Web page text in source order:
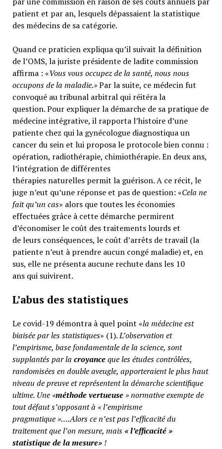
patient et par an, lesquels dépassaient la statistique
des médecins de sa catégorie.
Quand ce praticien expliqua qu’il suivait la définition
de l’OMS, la juriste présidente de ladite commission
affirma : «Vous vous occupez de la santé, nous nous
occupons de la maladie.»Par la suite, ce médecin fut
convoqué au tribunal arbitral qui réitéra la
question. Pour expliquer la démarche de sa pratique de
médecine intégrative, il rapporta l’histoire d’une
patiente chez qui la gynécologue diagnostiqua un
cancer du sein et lui proposa le protocole bien connu :
opération, radiothérapie, chimiothérapie. En deux ans,
l’intégration de différentes
thérapies naturelles permit la guérison. A ce récit, le
juge n’eut qu’une réponse et pas de question: «Cela ne
fait qu’un cas» alors que toutes les économies
effectuées grâce à cette démarche permirent
d’économiser le coût des traitements lourds et
de leurs conséquences, le coût d’arrêts de travail (la
patiente n’eut à prendre aucun congé maladie) et, en
sus, elle ne présenta aucune rechute dans les 10
ans qui suivirent.
L’abus des statistiques
Le covid-19 démontra à quel point «la médecine est
biaisée par les statistiques» (1).L’observation et
l’empirisme, base fondamentale de la science, sont
supplantés par la croyanceque les études contrôlées,
randomisées en double aveugle, apporteraient le plus haut
niveau de preuve et représentent la démarche scientifique
ultime. Une «méthode vertueuse» normative exempte de
tout défaut s’opposant à « l’empirisme
pragmatique »….Alors ce n’est pas l’efficacité du
traitement que l’on mesure, mais «l’efficacité »
statistique de la mesure» !